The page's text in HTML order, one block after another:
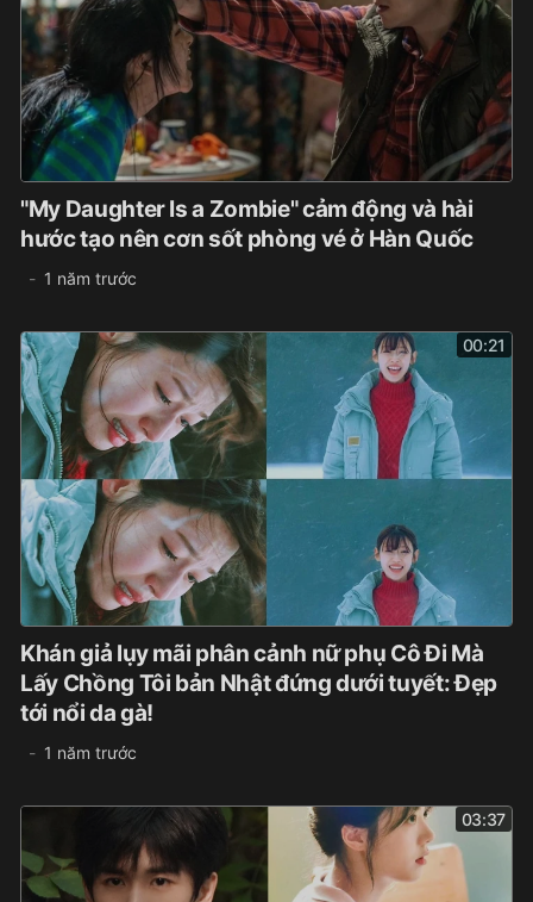
"My Daughter Is a Zombie" cảm động và hài
hước tạo nên cơn sốt phòng vé ở Hàn Quốc
1 năm trước
00:21
Khán giả lụy mãi phân cảnh nữ phụ Cô Đi Mà
Lấy Chồng Tôi bản Nhật đứng dưới tuyết: Đẹp
tới nổi da gà!
1 năm trước
03:37